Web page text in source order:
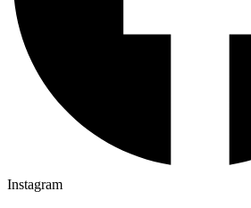
Instagram